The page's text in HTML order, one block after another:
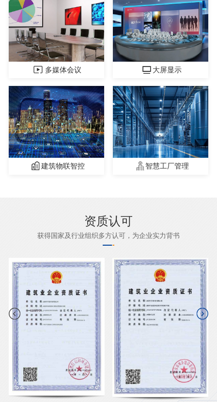
多媒体会议 大屏显示
建筑物联智控 智慧工厂管理
资质认可
获得国家及行业组织多方认可，为企业实力背书